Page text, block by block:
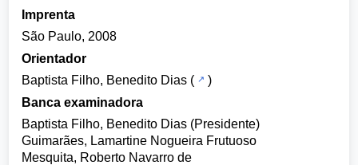
Imprenta
São Paulo, 2008
Orientador
Baptista Filho, Benedito Dias (
)
Banca examinadora
Baptista Filho, Benedito Dias (Presidente)
Guimarães, Lamartine Nogueira Frutuoso
Mesquita, Roberto Navarro de